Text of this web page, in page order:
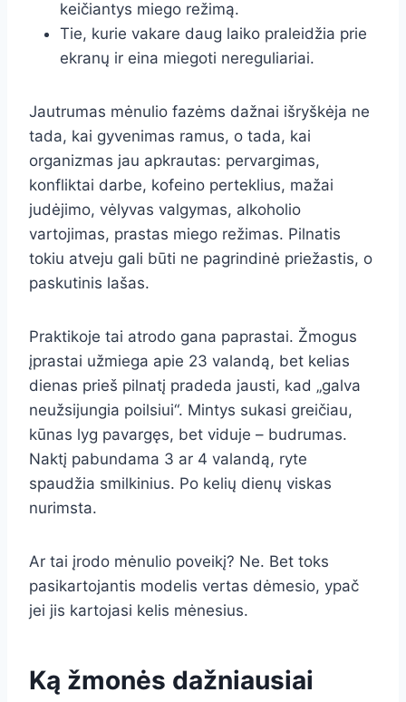
keičiantys miego režimą.
Tie, kurie vakare daug laiko praleidžia prie
ekranų ir eina miegoti nereguliariai.
Jautrumas mėnulio fazėms dažnai išryškėja ne
tada, kai gyvenimas ramus, o tada, kai
organizmas jau apkrautas: pervargimas,
konfliktai darbe, kofeino perteklius, mažai
judėjimo, vėlyvas valgymas, alkoholio
vartojimas, prastas miego režimas. Pilnatis
tokiu atveju gali būti ne pagrindinė priežastis, o
paskutinis lašas.
Praktikoje tai atrodo gana paprastai. Žmogus
įprastai užmiega apie 23 valandą, bet kelias
dienas prieš pilnatį pradeda jausti, kad „galva
neužsijungia poilsiui“. Mintys sukasi greičiau,
kūnas lyg pavargęs, bet viduje – budrumas.
Naktį pabundama 3 ar 4 valandą, ryte
spaudžia smilkinius. Po kelių dienų viskas
nurimsta.
Ar tai įrodo mėnulio poveikį? Ne. Bet toks
pasikartojantis modelis vertas dėmesio, ypač
jei jis kartojasi kelis mėnesius.
Ką žmonės dažniausiai